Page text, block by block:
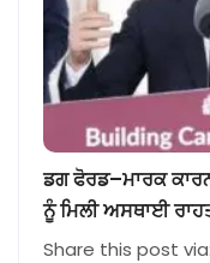
ਡਗ ਫੋਰਡ–ਮਾਰਕ
ਨੂੰ ਮਿਲੀ ਅਸਥਾਈ
Share this post